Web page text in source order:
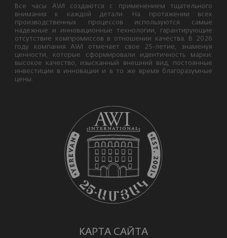
Все часы AWI создаются с применением тщательного
внимания к каждой детали. На протяжении всех
производственных процессов используются самые
надежные и инновационные технологии, гарантирующие
отсутствие компромиссов в отношении качества. В 2026
году компания AWI отмечает свое 25-летие, знаменуя
ценности, которые сформировали идентичность марки:
высокое качество, изысканный внешний вид, постоянные
инвестиции в инновации и в то же время благоразумные
цены.
КАРТА САЙТА